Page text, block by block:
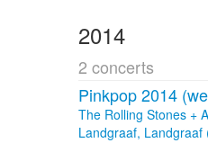
2014
2 concerts
Pinkpop 2014
The Rolling Stones +
Landgraaf, Landgraaf